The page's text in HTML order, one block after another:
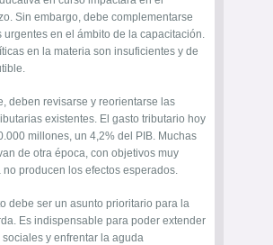
Sin embargo, debe complementarse
urgentes en el ámbito de la capacitación.
en la materia son insuficientes y de
deben revisarse y reorientarse las
existentes. El gasto tributario hoy
millones, un 4,2% del PIB. Muchas
de otra época, con objetivos muy
no producen los efectos esperados.
debe ser un asunto prioritario para la
Es indispensable para poder extender
y enfrentar la aguda